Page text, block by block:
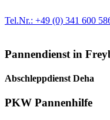
Tel.Nr.: +49 (0) 341 600
Pannendienst in
Abschleppdienst Deha
PKW Pannenhilfe